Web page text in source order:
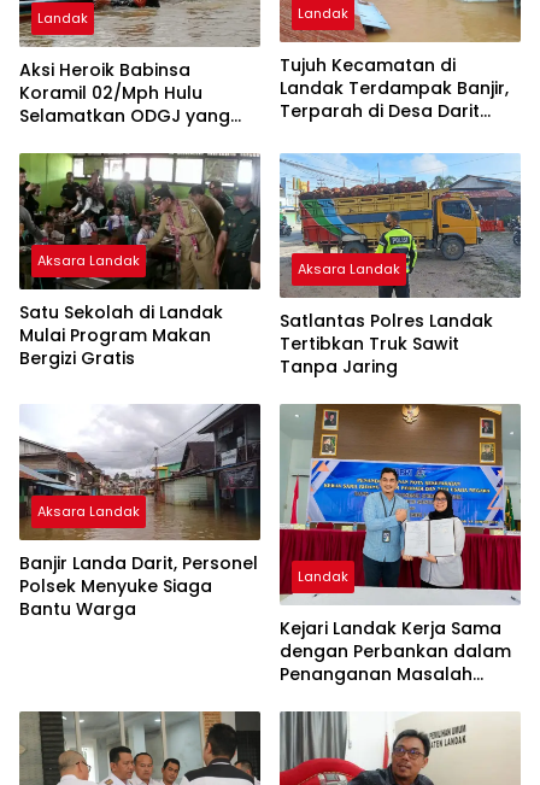
Landak
Aksi Heroik Babinsa
Koramil 02/Mph Hulu
Selamatkan ODGJ yang
Banjir
Landak
Tujuh Kecamatan di
Landak Terdampak Banjir,
Terparah di Desa Darit
Aksara Landak
Satu Sekolah di Landak
Mulai Program Makan
Bergizi Gratis
Aksara Landak
Satlantas Polres Landak
Tertibkan Truk Sawit
Tanpa Jaring
Aksara Landak
Banjir Landa Darit, Personel
Polsek Menyuke Siaga
Bantu Warga
Landak
Kejari Landak Kerja Sama
dengan Perbankan dalam
Penanganan Masalah